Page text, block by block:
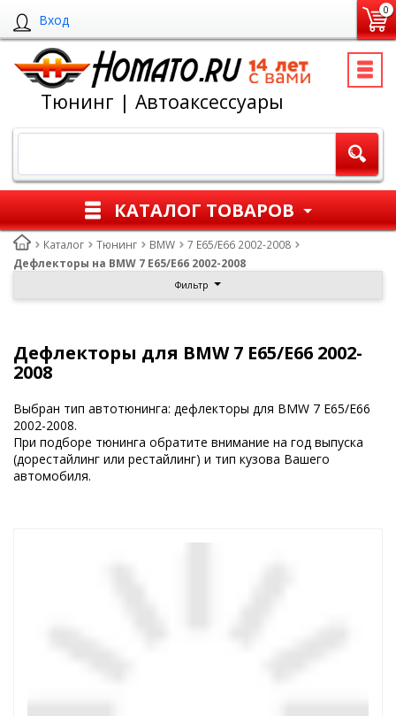
Вход
0
Тюнинг | Автоаксессуары
КАТАЛОГ ТОВАРОВ
Каталог Тюнинг BMW
7 E65/E66 2002-2008
Дефлекторы на BMW 7 E65/E66 2002-2008
Фильтр
Дефлекторы для BMW 7 E65/E66 2002-
2008
Выбран тип автотюнинга: дефлекторы для BMW 7 E65/E66
2002-2008.
При подборе тюнинга обратите внимание на год выпуска
(дорестайлинг или рестайлинг) и тип кузова Вашего
автомобиля.